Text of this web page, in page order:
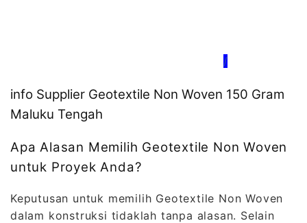
/
info Supplier Geotextile Non Woven 150 Gram
Maluku Tengah
Apa Alasan Memilih Geotextile Non Woven
untuk Proyek Anda?
Keputusan untuk memilih Geotextile Non Woven
dalam konstruksi tidaklah tanpa alasan. Selain